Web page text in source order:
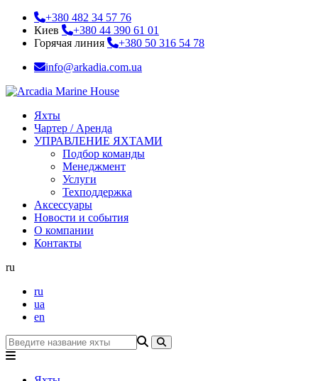
+380 482 34 57 76
Киев
+380 44 390 61 01
Горячая линия
+380 50 316 54 78
info@arkadia.com.ua
Яхты
Чартер / Аренда
УПРАВЛЕНИЕ ЯХТАМИ
Подбор команды
Менеджмент
Услуги
Техподдержка
Аксессуары
Новости и события
О компании
Контакты
ru
ru
ua
en